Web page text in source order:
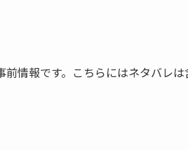
情報です。こちらにはネタバレは